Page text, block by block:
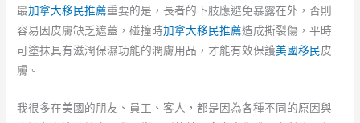
最加拿大移民推薦重要的是，長者的下肢應避免暴露在外，否則
容易因皮膚缺乏遮蓋，碰撞時加拿大移民推薦造成撕裂傷，平時
可塗抹具有滋潤保濕功能的潤膚用品，才能有效保護美國移民皮
膚。
我很多在美國的朋友、員工、客人，都是因為各種不同的原因與